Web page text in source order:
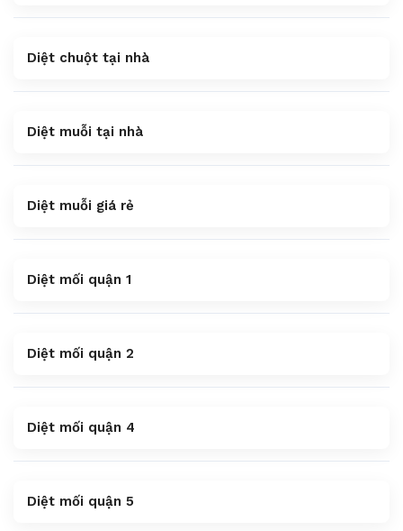
Diệt chuột tại nhà
Diệt muỗi tại nhà
Diệt muỗi giá rẻ
Diệt mối quận 1
Diệt mối quận 2
Diệt mối quận 4
Diệt mối quận 5